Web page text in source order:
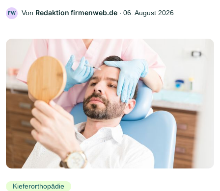
FW Von Redaktion firmenweb.de ‧ 06. August 2026
Kieferorthopädie